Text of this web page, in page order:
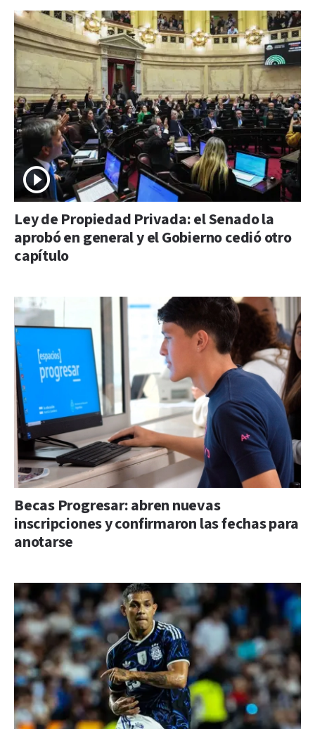
Ley de Propiedad Privada: el Senado la
aprobó en general y el Gobierno cedió otro
capítulo
Becas Progresar: abren nuevas
inscripciones y confirmaron las fechas para
anotarse